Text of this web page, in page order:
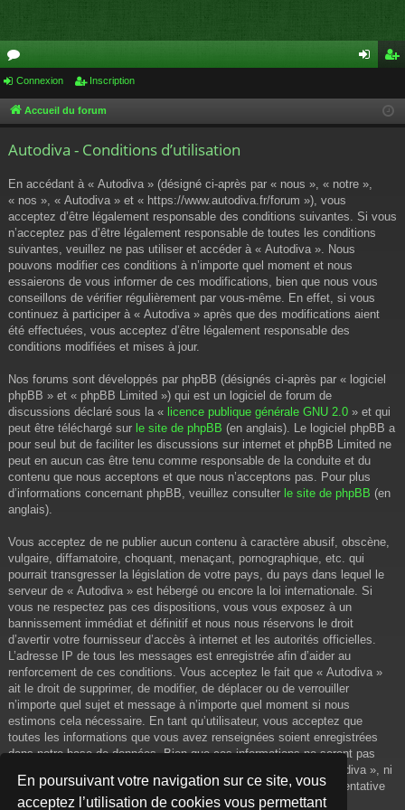
En poursuivant votre navigation sur ce site, vous
acceptez l’utilisation de cookies vous permettant
or
u cri
Connexion Inscription
Accueil du forum
Autodiva - Conditions d’utilisation
En accédant à « Autodiva » (désigné ci-après par « nous », « notre »,
« nos », « Autodiva » et « https://www.autodiva.fr/forum »), vous
acceptez d’être légalement responsable des conditions suivantes. Si vous
n’acceptez pas d’être légalement responsable de toutes les conditions
suivantes, veuillez ne pas utiliser et accéder à « Autodiva ». Nous
pouvons modifier ces conditions à n’importe quel moment et nous
essaierons de vous informer de ces modifications, bien que nous vous
conseillons de vérifier régulièrement par vous-même. En effet, si vous
continuez à participer à « Autodiva » après que des modifications aient
été effectuées, vous acceptez d’être légalement responsable des
conditions modifiées et mises à jour.
Nos forums sont développés par phpBB (désignés ci-après par « logiciel
phpBB » et « phpBB Limited ») qui est un logiciel de forum de
discussions déclaré sous la « licence publique générale GNU 2.0 » et qui
peut être téléchargé sur le site de phpBB (en anglais). Le logiciel phpBB a
pour seul but de faciliter les discussions sur internet et phpBB Limited ne
peut en aucun cas être tenu comme responsable de la conduite et du
contenu que nous acceptons et que nous n’acceptons pas. Pour plus
d’informations concernant phpBB, veuillez consulter le site de phpBB (en
anglais).
Vous acceptez de ne publier aucun contenu à caractère abusif, obscène,
vulgaire, diffamatoire, choquant, menaçant, pornographique, etc. qui
pourrait transgresser la législation de votre pays, du pays dans lequel le
serveur de « Autodiva » est hébergé ou encore la loi internationale. Si
vous ne respectez pas ces dispositions, vous vous exposez à un
bannissement immédiat et définitif et nous nous réservons le droit
d’avertir votre fournisseur d’accès à internet et les autorités officielles.
L’adresse IP de tous les messages est enregistrée afin d’aider au
renforcement de ces conditions. Vous acceptez le fait que « Autodiva »
ait le droit de supprimer, de modifier, de déplacer ou de verrouiller
n’importe quel sujet et message à n’importe quel moment si nous
estimons cela nécessaire. En tant qu’utilisateur, vous acceptez que
toutes les informations que vous avez renseignées soient enregistrées
dans notre base de données. Bien que ces informations ne seront pas
diffusées à une tierce partie sans votre consentement, ni « Autodiva », ni
phpBB, ne pourront être tenus comme responsables en cas de tentative
de piratage informatique visant à compromettre vos données.